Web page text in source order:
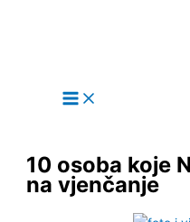
10 osoba koje
na vjenčanje